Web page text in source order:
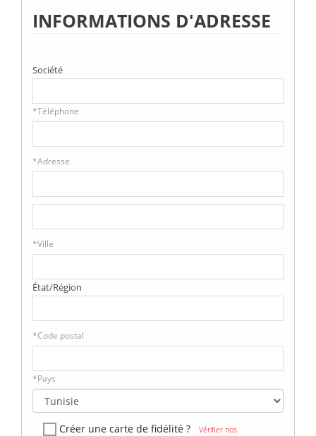
INFORMATIONS D'ADRESSE
Société
*Téléphone
*Adresse
*Ville
État/Région
*Code postal
*Pays
Créer une carte de fidélité ?
Vérifier nos